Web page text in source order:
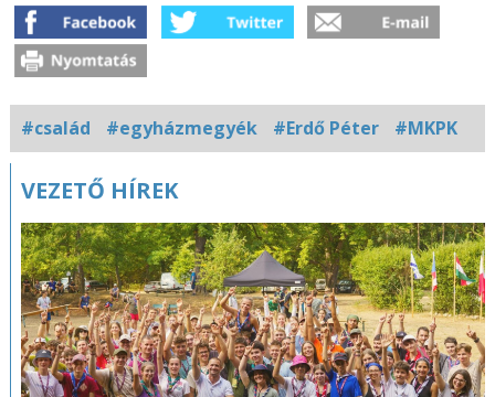
#család #egyházmegyék #Erdő Péter #MKPK
VEZETŐ HÍREK